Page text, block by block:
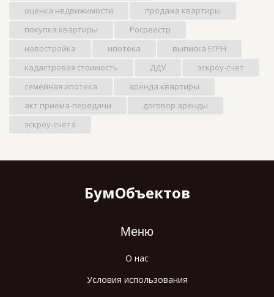
оценка недвижимости
продажа квартиры
покупка квартиры
Росреестр
новостройка
ипотека
выписка ЕГРН
кадастровая стоимость
ДДУ
эскроу-счет
семейная ипотека
аренда квартиры
акт приема-передачи
договор аренды
эскроу-счета
БумОбъектов
Меню
О нас
Условия использования